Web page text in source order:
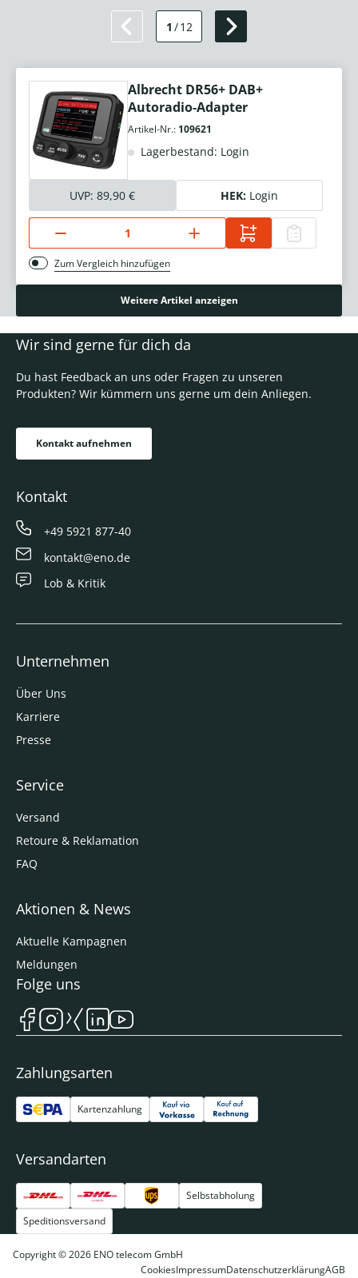
1 /12
Albrecht DR56+ DAB+
Autoradio-Adapter
Artikel-Nr.: 109621
Lagerbestand: Login
UVP: 89,90 € HEK: Login
Zum Vergleich hinzufügen
Weitere Artikel anzeigen
Wir sind gerne für dich da
Du hast Feedback an uns oder Fragen zu unseren
Produkten? Wir kümmern uns gerne um dein Anliegen.
Kontakt aufnehmen
Kontakt
+49 5921 877-40
kontakt@eno.de
Lob & Kritik
Unternehmen
Über Uns
Karriere
Presse
Service
Versand
Retoure & Reklamation
FAQ
Aktionen & News
Aktuelle Kampagnen
Meldungen
Zahlungsarten
Kartenzahlung
Versandarten
Selbstabholung
Speditionsversand
Folge uns
Copyright © 2026 ENO telecom GmbH
CookiesImpressumDatenschutzerklärungAGB